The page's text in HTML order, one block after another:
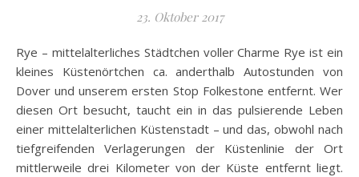
23. Oktober 2017
Rye – mittelalterliches Städtchen voller Charme Rye ist ein
kleines Küstenörtchen ca. anderthalb Autostunden von
Dover und unserem ersten Stop Folkestone entfernt. Wer
diesen Ort besucht, taucht ein in das pulsierende Leben
einer mittelalterlichen Küstenstadt – und das, obwohl nach
tiefgreifenden Verlagerungen der Küstenlinie der Ort
mittlerweile drei Kilometer von der Küste entfernt liegt.